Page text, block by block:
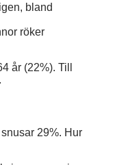
bland
röker
år (22%). Till
29%. Hur